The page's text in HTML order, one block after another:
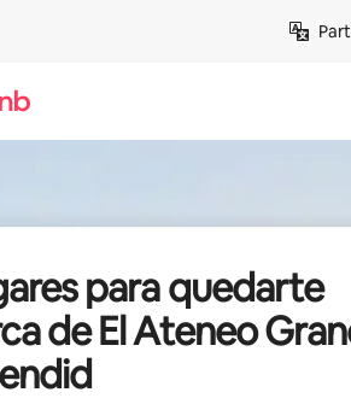
para quedarte
de El Ateneo